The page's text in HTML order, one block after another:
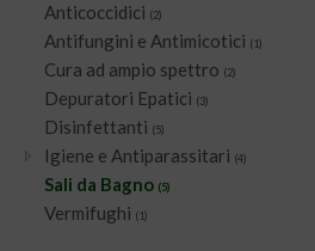
Anticoccidici (2)
Antifungini e Antimicotici (1)
Cura ad ampio spettro (2)
Depuratori Epatici (3)
Disinfettanti (5)
Igiene e Antiparassitari (4)
Sali da Bagno (5)
Vermifughi (1)